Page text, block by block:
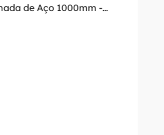
de Aço 1000mm -